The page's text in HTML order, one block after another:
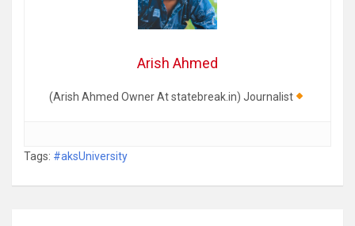
Arish Ahmed
(Arish Ahmed Owner At statebreak.in) Journalist
Tags: #aksUniversity